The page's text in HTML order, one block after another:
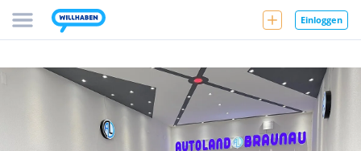
Einloggen